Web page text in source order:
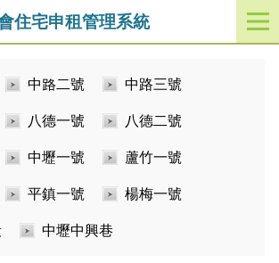
住宅申租管理系統
開
啟
中路二號 中路三號
八德一號 八德二號
中壢一號 蘆竹一號
平鎮一號 楊梅一號
中壢中興巷